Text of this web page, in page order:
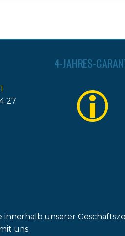
27
4-JAHRES-
innerhalb unserer
uns.